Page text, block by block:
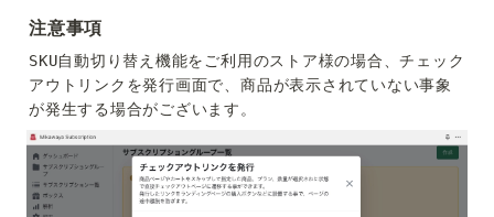
注意事項
SKU自動切り替え機能をご利用のストア様の場合、チェック
アウトリンクを発行画面で、商品が表示されていない事象
が発生する場合がございます。